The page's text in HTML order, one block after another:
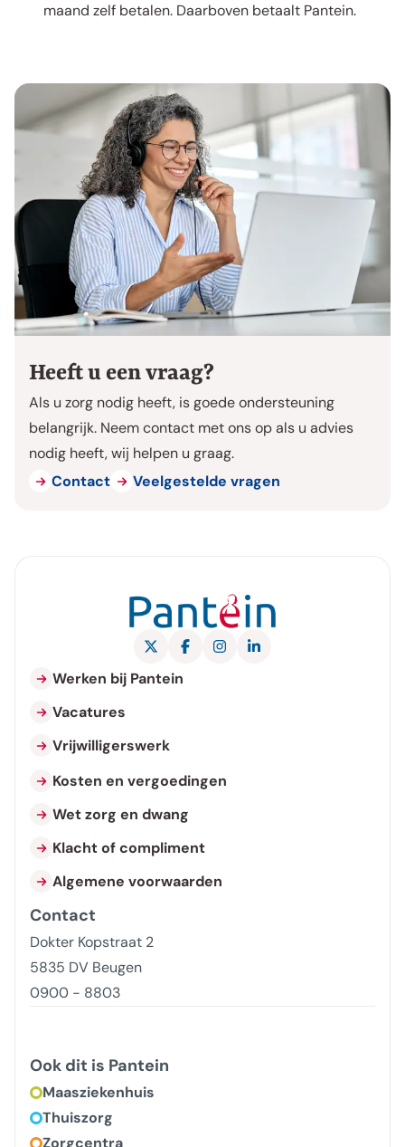
maand zelf betalen. Daarboven betaalt Pantein.
Heeft u een vraag?
Als u zorg nodig heeft, is goede ondersteuning
belangrijk. Neem contact met ons op als u advies
nodig heeft, wij helpen u graag.
Contact
Veelgestelde vragen
X Pantein Zorggroep
Facebook Pantein Zorggroep
Instagram Pantein
LinkedIn Pantein
Contact
Dokter Kopstraat 2
5835 DV Beugen
0900 - 8803
Werken bij Pantein
Vacatures
Vrijwilligerswerk
Kosten en vergoedingen
Wet zorg en dwang
Klacht of compliment
Algemene voorwaarden
Ook dit is Pantein
Maasziekenhuis
Thuiszorg
Zorgcentra